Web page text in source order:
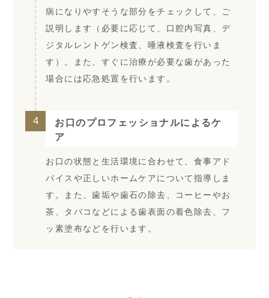
病になりやすそうな部分をチェックして、ご
説明します（必要に応じて、口腔内写真、デ
ジタルレントゲン検査、唾液検査を行いま
す）。また、すぐに治療が必要な歯があった
場合には応急処置を行います。
4
お口のプロフェッショナルによるケ
ア
お口の状態と生活環境に合わせて、食事アド
バイスや正しいホームケアについて指導しま
す。また、歯垢や歯石の除去、コーヒーやお
茶、タバコなどによる歯表面の着色除去、フ
ッ素塗布などを行います。